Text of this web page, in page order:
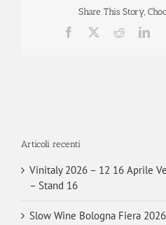
Share This Story,
Facebook Reddit
Articoli recenti
Vinitaly 2026 – 12 16 Aprile
– Stand 16
Slow Wine Bologna Fiera